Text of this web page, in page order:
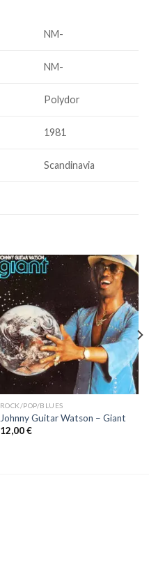
NM-
NM-
Polydor
1981
Scandinavia
ROCK/POP/BLUES
Johnny Guitar Watson – Giant
12,00€